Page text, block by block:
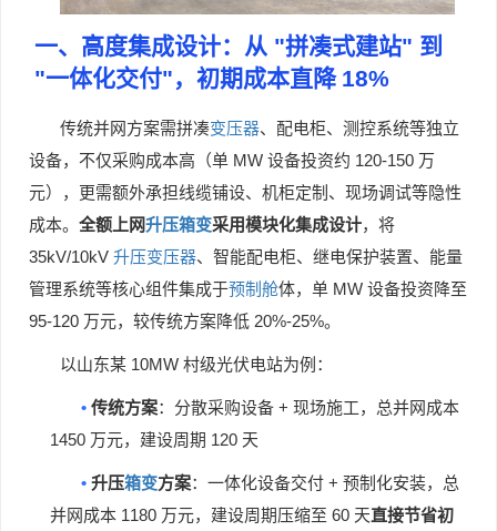
一、高度集成设计：从 "拼凑式建站" 到
"一体化交付"，初期成本直降 18%
传统并网方案需拼凑变压器、配电柜、测控系统等独立
设备，不仅采购成本高（单 MW 设备投资约 120-150 万
元），更需额外承担线缆铺设、机柜定制、现场调试等隐性
成本。 全额上网升压箱变采用模块化集成设计，将
35kV/10kV 升压变压器、智能配电柜、继电保护装置、能量
管理系统等核心组件集成于预制舱体，单 MW 设备投资降至
95-120 万元，较传统方案降低 20%-25%。
以山东某 10MW 村级光伏电站为例：
• 传统方案：分散采购设备 + 现场施工，总并网成本
1450 万元，建设周期 120 天
• 升压箱变方案：一体化设备交付 + 预制化安装，总
并网成本 1180 万元，建设周期压缩至 60 天直接节省初